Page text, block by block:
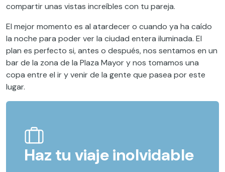
compartir unas vistas increíbles con tu pareja.
El mejor momento es al atardecer o cuando ya ha caído
la noche para poder ver la ciudad entera iluminada. El
plan es perfecto si, antes o después, nos sentamos en un
bar de la zona de la Plaza Mayor y nos tomamos una
copa entre el ir y venir de la gente que pasea por este
lugar.
Haz tu viaje inolvidable